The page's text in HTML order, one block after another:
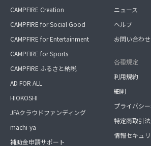
CAMPFIRE Creation
CAMPFIRE for Social Good
CAMPFIRE for Entertainment
CAMPFIRE for Sports
CAMPFIRE ふるさと納税
AD FOR ALL
HIOKOSHI
JFAクラウドファンディング
machi-ya
補助金申請サポート
ニュース
ヘルプ
お問い合わせ
各種規定
利用規約
細則
プライバシ
特定商取引
情報セキュ